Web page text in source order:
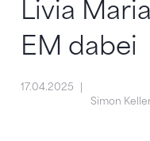
Livia
EM dabei
17.04.2025
Simon